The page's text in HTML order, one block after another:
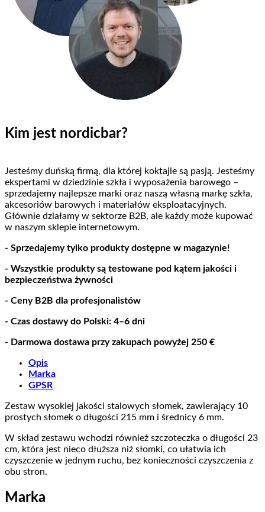
Kim jest nordicbar?
Jesteśmy duńską firmą, dla której koktajle są pasją. Jesteśmy
ekspertami w dziedzinie szkła i wyposażenia barowego –
sprzedajemy najlepsze marki oraz naszą własną markę szkła,
akcesoriów barowych i materiałów eksploatacyjnych.
Głównie działamy w sektorze B2B, ale każdy może kupować
w naszym sklepie internetowym.
- Sprzedajemy tylko produkty dostępne w magazynie!
- Wszystkie produkty są testowane pod kątem jakości i
bezpieczeństwa żywności
- Ceny B2B dla profesjonalistów
- Czas dostawy do Polski: 4–6 dni
- Darmowa dostawa przy zakupach powyżej 250 €
Opis
Marka
GPSR
Zestaw wysokiej jakości stalowych słomek, zawierający 10
prostych słomek o długości 215 mm i średnicy 6 mm.
W skład zestawu wchodzi również szczoteczka o długości 23
cm, która jest nieco dłuższa niż słomki, co ułatwia ich
czyszczenie w jednym ruchu, bez konieczności czyszczenia z
obu stron.
Marka